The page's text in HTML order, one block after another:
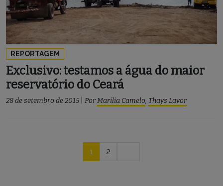
REPORTAGEM
Exclusivo: testamos a água do maior
reservatório do Ceará
28 de setembro de 2015 PorMarilia Camelo, Thays Lavor
1 2